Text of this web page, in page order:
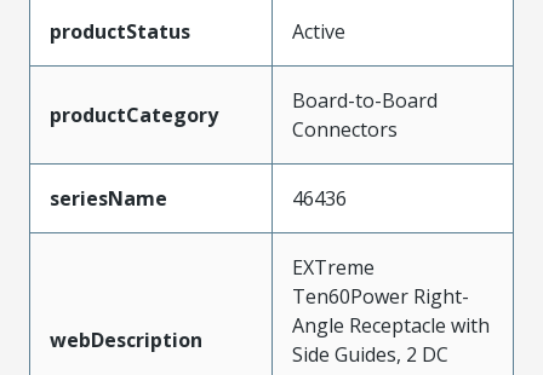
productStatus Active
productCategory
Board-to-Board
Connectors
seriesName 46436
webDescription
EXTreme
Ten60Power Right-
Angle Receptacle with
Side Guides, 2 DC